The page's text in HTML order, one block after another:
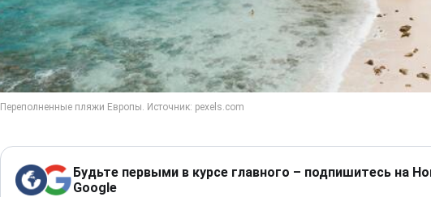
Будьте первыми в курсе главного – подпишитесь на
Google